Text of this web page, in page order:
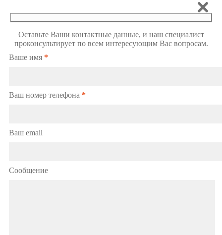
Оставьте Ваши контактные данные, и наш специалист
проконсультирует по всем интересующим Вас вопросам.
Ваше имя *
Ваш номер телефона *
Ваш email
Сообщение